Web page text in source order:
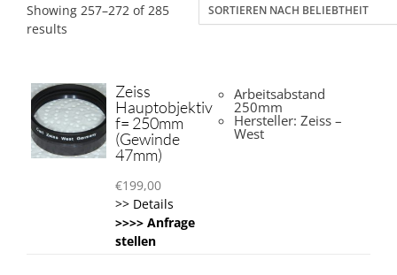
Showing 257–272 of 285
results
Zeiss
Hauptobjektiv
f= 250mm
(Gewinde
47mm)
€199,00
>> Details
>>>> Anfrage
stellen
Arbeitsabstand
250mm
Hersteller: Zeiss –
West